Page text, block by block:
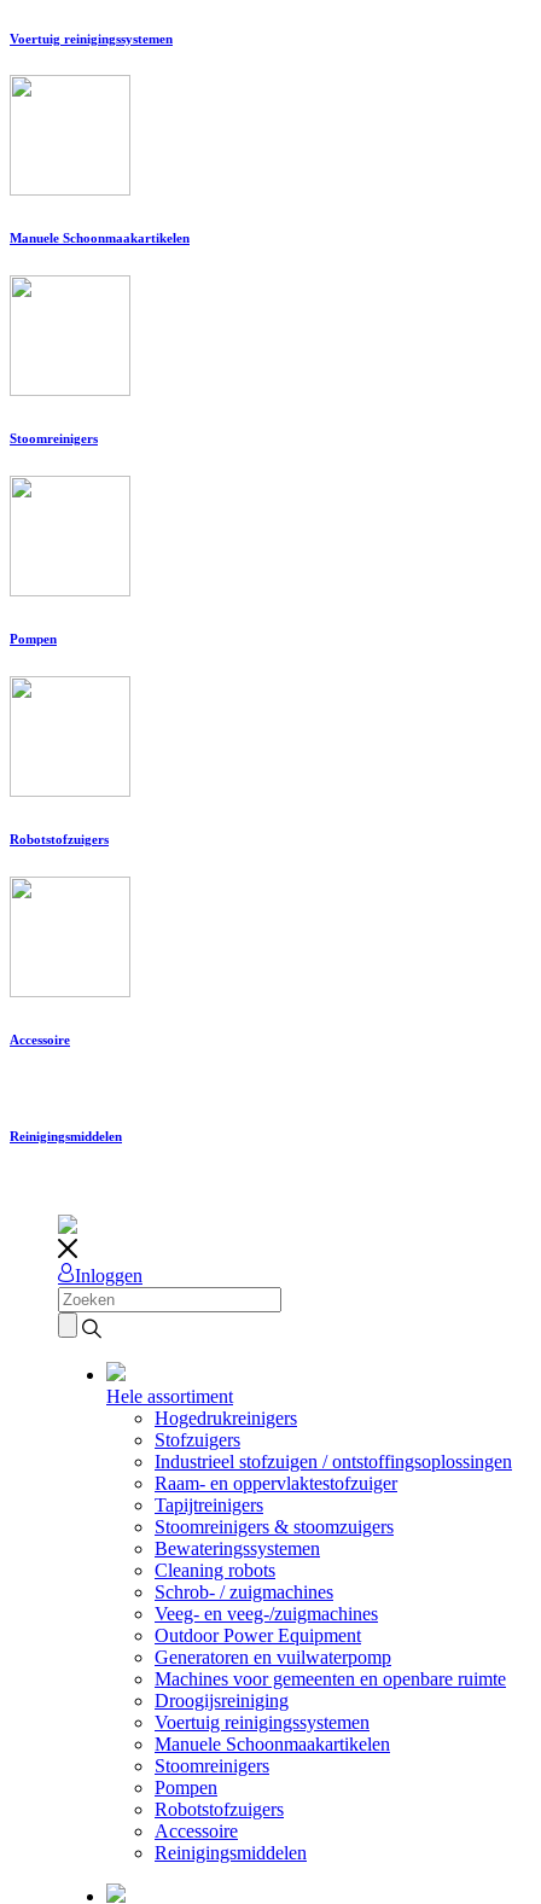
Voertuig reinigingssystemen
Manuele Schoonmaakartikelen
Stoomreinigers
Pompen
Robotstofzuigers
Accessoire
Reinigingsmiddelen
Inloggen
Hele assortiment
Hogedrukreinigers
Stofzuigers
Industrieel stofzuigen / ontstoffingsoplossingen
Raam- en oppervlaktestofzuiger
Tapijtreinigers
Stoomreinigers & stoomzuigers
Bewateringssystemen
Cleaning robots
Schrob- / zuigmachines
Veeg- en veeg-/zuigmachines
Outdoor Power Equipment
Generatoren en vuilwaterpomp
Machines voor gemeenten en openbare ruimte
Droogijsreiniging
Voertuig reinigingssystemen
Manuele Schoonmaakartikelen
Stoomreinigers
Pompen
Robotstofzuigers
Accessoire
Reinigingsmiddelen